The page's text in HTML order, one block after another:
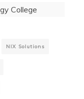
College
NIX Solutions